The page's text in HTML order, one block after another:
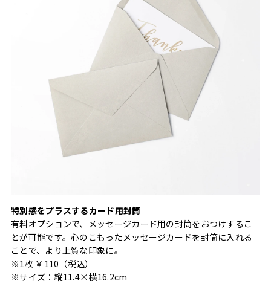
特別感をプラスするカード用封筒
有料オプションで、メッセージカード用の封筒をおつけするこ
とが可能です。心のこもったメッセージカードを封筒に入れる
ことで、より上質な印象に。
※1枚 ￥110（税込）
※サイズ：縦11.4×横16.2cm